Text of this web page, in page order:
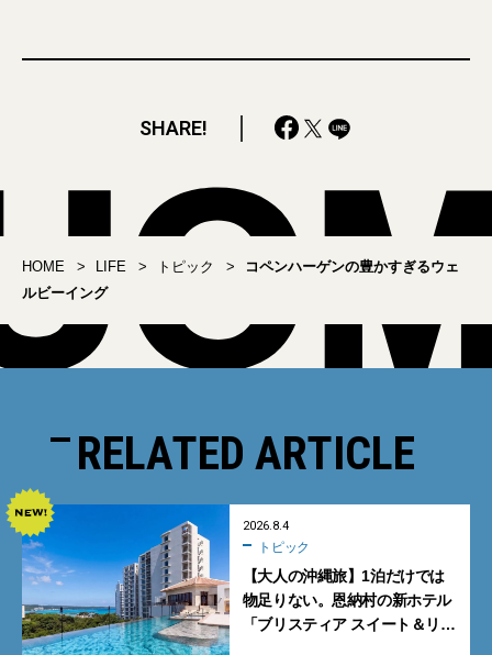
SHARE!
HOME LIFE トピック
コペンハーゲンの豊かすぎるウェ
ルビーイング
RELATED ARTICLE
2026.8.4
トピック
【大人の沖縄旅】1泊だけでは
物足りない。恩納村の新ホテル
「ブリスティア スイート＆リ